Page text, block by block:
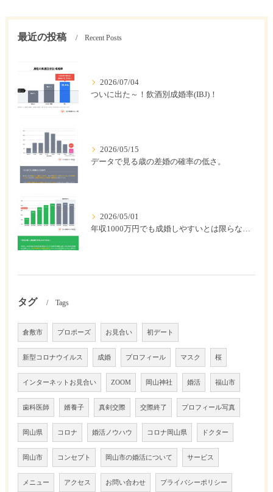
最近の投稿 Recent Posts
2026/07/04
ついに出た～！飲酒別成婚率(IBJ)！
2026/05/15
データで見る歳の差婚の確率の低さ。
2026/05/01
年収1000万円でも成婚しやすいとは限らない? 「年収帯別の成婚率」のリアル
タグ Tags
倉敷市 プロポーズ お見合い 初デート
新型コロナウイルス 成婚 プロフィール マスク 桜
インターネットお見合い ZOOM 岡山神社 婚活 福山市
歯科医師 婿養子 真剣交際 交際終了 プロフィール写真
岡山県 コロナ 婚活ノウハウ コロナ岡山県 ドクター
岡山市 コンセプト 岡山市の婚活について サービス
メニュー アクセス お問い合わせ プライバシーポリシー